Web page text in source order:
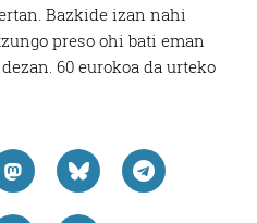
Bazkide izan nahi
preso ohi bati eman
60 eurokoa da urteko